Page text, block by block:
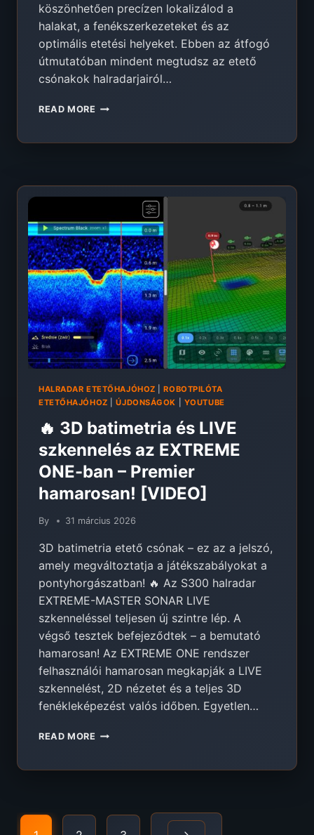
köszönhetően precízen lokalizálod a
halakat, a fenékszerkezeteket és az
optimális etetési helyeket. Ebben az átfogó
útmutatóban mindent megtudsz az etető
csónakok halradarjairól…
READ MORE HALRADAR
S300,
DEEPER,
LOWRANCE,
3D
BATIMETRIA]
HALRADAR ETETŐHAJÓHOZ |ROBOTPILÓTA
ETETŐHAJÓHOZ |ÚJDONSÁGOK YOUTUBE
🔥 3D batimetria és LIVE
szkennelés az EXTREME
ONE-ban – Premier
hamarosan! [VIDEO]
By 31 március 2026
3D batimetria etető csónak – ez az a jelszó,
amely megváltoztatja a játékszabályokat a
pontyhorgászatban! 🔥 Az S300 halradar
EXTREME-MASTER SONAR LIVE
szkenneléssel teljesen új szintre lép. A
végső tesztek befejeződtek – a bemutató
hamarosan! Az EXTREME ONE rendszer
felhasználói hamarosan megkapják a LIVE
szkennelést, 2D nézetet és a teljes 3D
fenékleképezést valós időben. Egyetlen…
READ MORE 🔥
AZ
Page